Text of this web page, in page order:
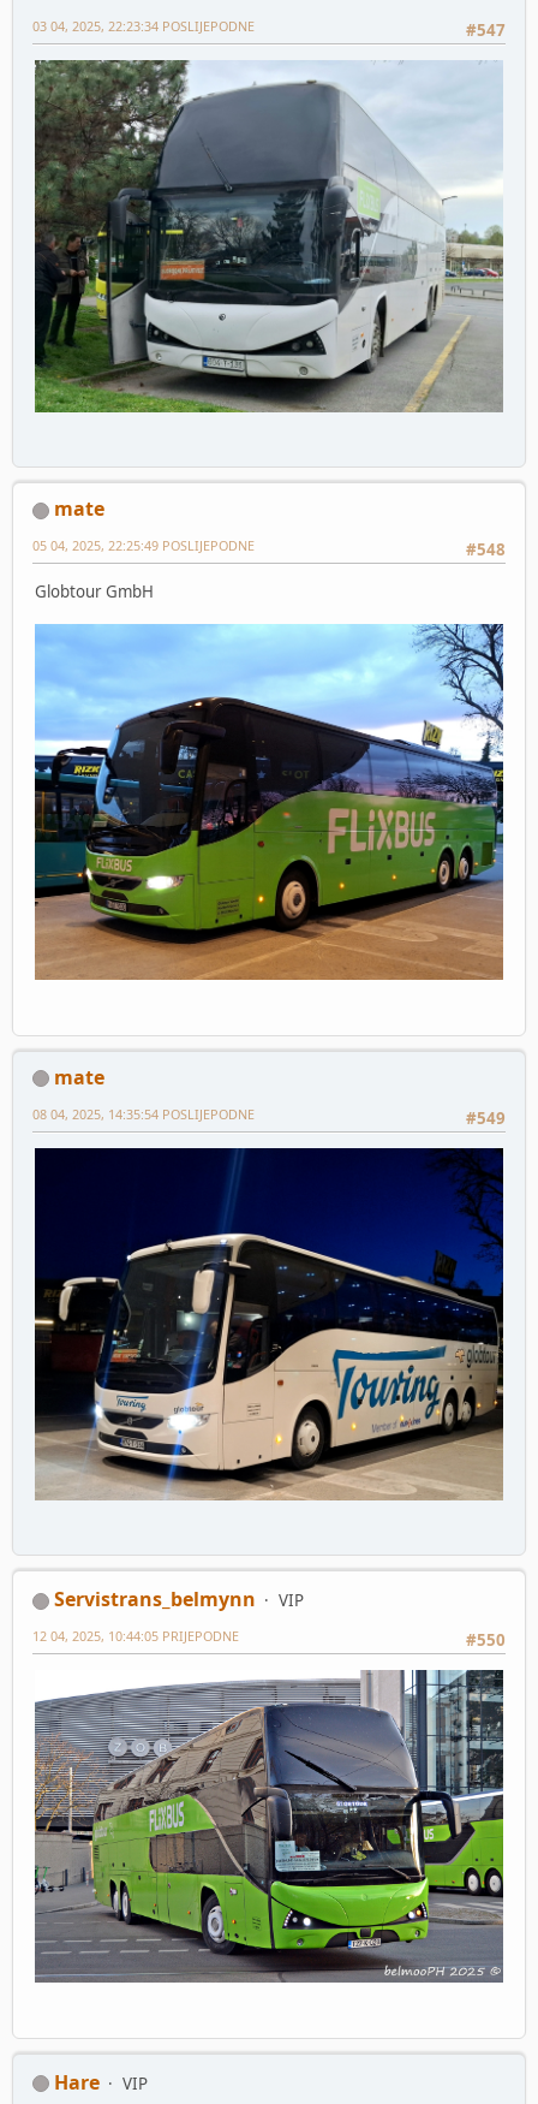
#547
03 04, 2025, 22:23:34 POSLIJEPODNE
mate
#548
05 04, 2025, 22:25:49 POSLIJEPODNE
Globtour GmbH
mate
#549
08 04, 2025, 14:35:54 POSLIJEPODNE
Servistrans_belmynn
VIP
#550
12 04, 2025, 10:44:05 PRIJEPODNE
Hare
VIP